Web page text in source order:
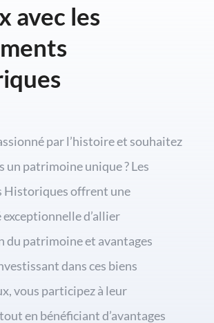
avec les
par l’histoire et souhaitez
un patrimoine unique ? Les
Historiques offrent une
d’allier
du patrimoine et avantages
dans ces biens
vous participez à leur
en bénéficiant d’avantages